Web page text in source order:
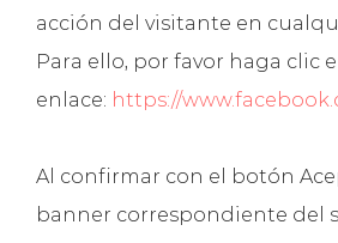
acción del visitante en
Para ello, por favor haga clic
enlace: https://
Al confirmar con el botón
banner correspondiente del